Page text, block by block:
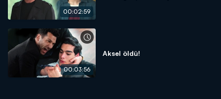
00:02:59
00:03:56
Aksel öldü!